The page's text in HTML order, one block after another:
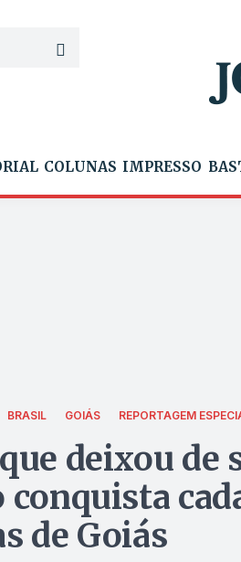
COLUNAS IMPRESSO
BRASIL GOIÁS REPORTAGEM
deixou de
conquista
de Goiás